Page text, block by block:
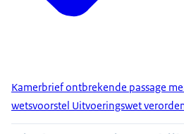
Kamerbrief ontbrekende passage
wetsvoorstel Uitvoeringswet